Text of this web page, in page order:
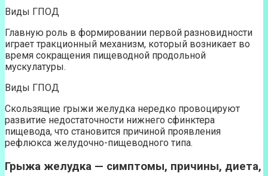
Виды ГПОД
Главную роль в формировании первой разновидности
играет тракционный механизм, который возникает во
время сокращения пищеводной продольной
мускулатуры.
Виды ГПОД
Скользящие грыжи желудка нередко провоцируют
развитие недостаточности нижнего сфинктера
пищевода, что становится причиной проявления
рефлюкса желудочно-пищеводного типа.
Грыжа желудка — симптомы, причины, диета,